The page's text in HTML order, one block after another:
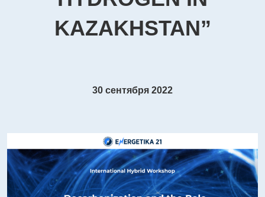
KAZAKHSTAN”
30 сентября 2022